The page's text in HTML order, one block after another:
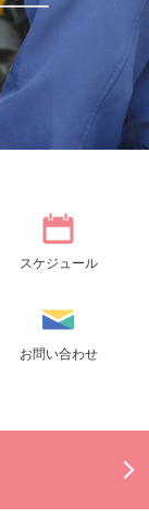
スケジュール
お問い合わせ